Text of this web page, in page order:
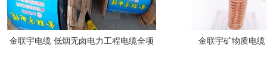
金联宇电缆 低烟无卤电力工程电缆全项
金联宇矿物质电